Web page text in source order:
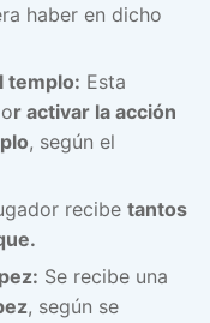
haber en dicho
templo: Esta
r activar la acción
, según el
recibe tantos
Se recibe una
, según se